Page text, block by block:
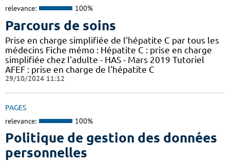
relevance: 100%
Parcours de soins
Prise en charge simplifiée de l'hépatite C par tous les
médecins Fiche mémo : Hépatite C : prise en charge
simplifiée chez l'adulte - HAS - Mars 2019 Tutoriel
AFEF : prise en charge de l'hépatite C
29/10/2024 11:12
PAGES
relevance: 100%
Politique de gestion des données
personnelles